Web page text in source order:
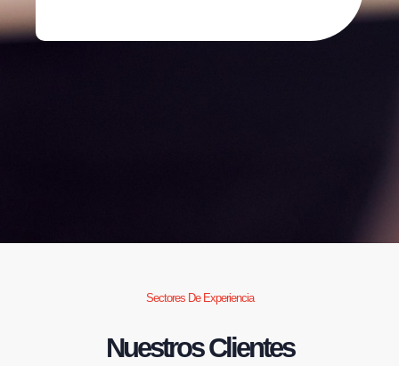
Sectores De Experiencia
Nuestros Clientes